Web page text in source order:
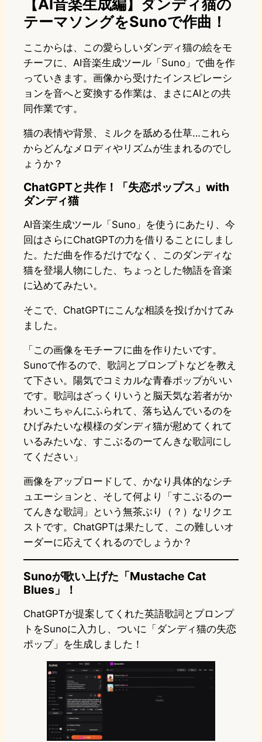
【AI音楽生成編】ダンディ猫の
テーマソングをSunoで作曲！
ここからは、この愛らしいダンディ猫の絵をモ
チーフに、AI音楽生成ツール「Suno」で曲を作
っていきます。画像から受けたインスピレーシ
ョンを音へと変換する作業は、まさにAIとの共
同作業です。
猫の表情や背景、ミルクを舐める仕草…これら
からどんなメロディやリズムが生まれるのでし
ょうか？
ChatGPTと共作！「失恋ポップス」with
ダンディ猫
AI音楽生成ツール「Suno」を使うにあたり、今
回はさらにChatGPTの力を借りることにしまし
た。ただ曲を作るだけでなく、このダンディな
猫を登場人物にした、ちょっとした物語を音楽
に込めてみたい。
そこで、ChatGPTにこんな相談を投げかけてみ
ました。
「この画像をモチーフに曲を作りたいです。
Sunoで作るので、歌詞とプロンプトなどを教え
て下さい。陽気でコミカルな青春ポップがいい
です。歌詞はざっくりいうと脳天気な若者がか
わいこちゃんにふられて、落ち込んでいるのを
ひげみたいな模様のダンディ猫が慰めてくれて
いるみたいな、すこぶるのーてんきな歌詞にし
てください」
画像をアップロードして、かなり具体的なシチ
ュエーションと、そして何より「すこぶるのー
てんきな歌詞」という無茶ぶり（？）なリクエ
ストです。ChatGPTは果たして、この難しいオ
ーダーに応えてくれるのでしょうか？
Sunoが歌い上げた「Mustache Cat
Blues」！
ChatGPTが提案してくれた英語歌詞とプロンプ
トをSunoに入力し、ついに「ダンディ猫の失恋
ポップ」を生成しました！